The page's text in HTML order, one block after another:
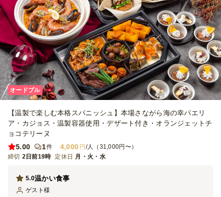
オードブル
【温製で楽しむ本格スパニッシュ】本場さながら海の幸パエリ
ア・カジョス・温製容器使用・デザート付き・オランジェットチ
ョコテリーヌ
5.00
1件 4,000 円/人（31,000円〜）
締切 2日前19時 定休日 月・火・水
温かい食事
5.0
ゲスト 様